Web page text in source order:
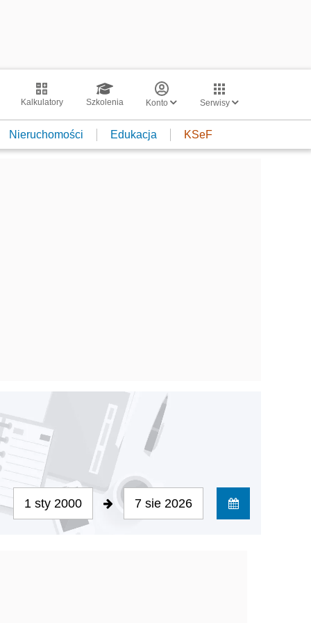
Kalkulatory Szkolenia Konto Serwisy
Nieruchomości Edukacja KSeF
1 sty 2000 7 sie 2026